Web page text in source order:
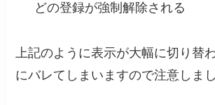
どの登録が強制解除される
上記のように表示が大幅に切り替
にバレてしまいますので注意しまし